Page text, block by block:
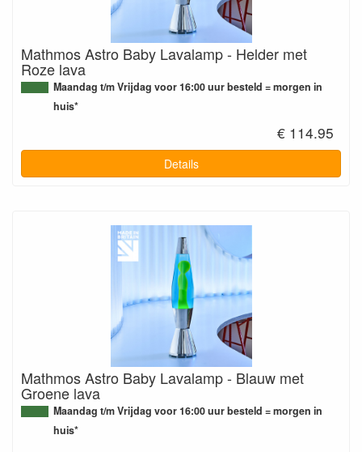
Mathmos Astro Baby Lavalamp - Helder met
Roze lava
Maandag t/m Vrijdag voor 16:00 uur besteld = morgen in
huis*
€ 114.95
Details
Mathmos Astro Baby Lavalamp - Blauw met
Groene lava
Maandag t/m Vrijdag voor 16:00 uur besteld = morgen in
huis*